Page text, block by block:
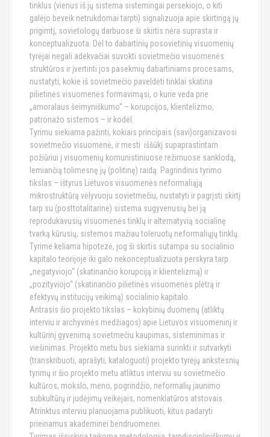
tinklus (vienus iš jų sistema sistemingai persekiojo, o kiti
galėjo beveik netrukdomai tarpti) signalizuoja apie skirtingą jų
prigimtį, sovietologų darbuose ši skirtis nėra suprasta ir
konceptualizuota. Dėl to dabartinių posovietinių visuomenių
tyrėjai negali adekvačiai suvokti sovietmečio visuomenės
struktūros ir įvertinti jos pasekmių dabartiniams procesams,
nustatyti, kokie iš sovietmečio paveldėti tinklai skatina
pilietinės visuomenės formavimąsi, o kurie veda prie
„amoralaus šeimyniškumo“ – korupcijos, klientelizmo,
patronažo sistemos – ir kodėl.
Tyrimu siekiama pažinti, kokiais principais (savi)organizavosi
sovietmečio visuomenė, ir mesti iššūkį supaprastintam
požiūriui į visuomenių komunistiniuose režimuose sanklodą,
lemiančią tolimesnę jų (politinę) raidą. Pagrindinis tyrimo
tikslas – ištyrus Lietuvos visuomenės neformaliąją
mikrostruktūrą vėlyvuoju sovietmečiu, nustatyti ir pagrįsti skirtį
tarp su (posttotalitarine) sistema sugyvenusių bei ją
reprodukavusių visuomenės tinklų ir alternatyvią socialinę
tvarką kūrusių, sistemos mažiau toleruotų neformaliųjų tinklų.
Tyrime keliama hipotezė, jog ši skirtis sutampa su socialinio
kapitalo teorijoje iki galo nekonceptualizuota perskyra tarp
„negatyviojo“ (skatinančio korupciją ir klientelizmą) ir
„pozityviojo“ (skatinančio pilietinės visuomenės plėtrą ir
efektyvų institucijų veikimą) socialinio kapitalo.
Antrasis šio projekto tikslas – kokybinių duomenų (atliktų
interviu ir archyvinės medžiagos) apie Lietuvos visuomeninį ir
kultūrinį gyvenimą sovietmečiu kaupimas, sisteminimas ir
viešinimas. Projekto metu bus siekiama surinkti ir sutvarkyti
(transkribuoti, aprašyti, kataloguoti) projekto tyrėjų ankstesnių
tyrimų ir šio projekto metu atliktus interviu su sovietmečio
kultūros, mokslo, meno, pogrindžio, neformalių jaunimo
subkultūrų ir judėjimų veikėjais, nomenklatūros atstovais.
Atrinktus interviu planuojama publikuoti, kitus padaryti
prieinamus akademinei bendruomenei.